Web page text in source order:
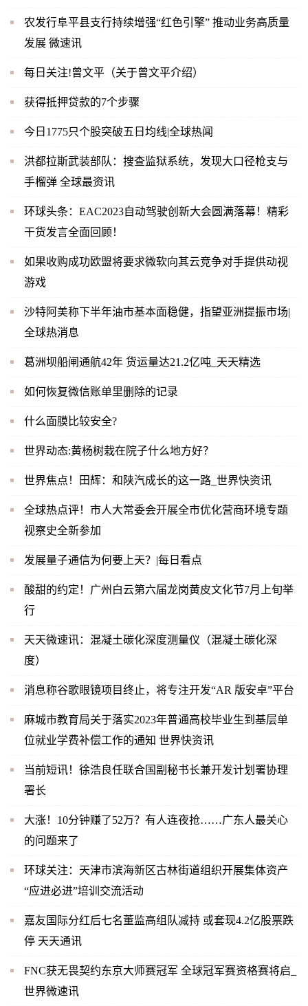
农发行阜平县支行持续增强“红色引擎” 推动业务高质量
发展 微速讯
每日关注!曾文平（关于曾文平介绍）
获得抵押贷款的7个步骤
今日1775只个股突破五日均线|全球热闻
洪都拉斯武装部队：搜查监狱系统，发现大口径枪支与
手榴弹 全球最资讯
环球头条：EAC2023自动驾驶创新大会圆满落幕！精彩
干货发言全面回顾！
如果收购成功欧盟将要求微软向其云竞争对手提供动视
游戏
沙特阿美称下半年油市基本面稳健，指望亚洲提振市场|
全球热消息
葛洲坝船闸通航42年 货运量达21.2亿吨_天天精选
如何恢复微信账单里删除的记录
什么面膜比较安全?
世界动态:黄杨树栽在院子什么地方好？
世界焦点！田辉：和陕汽成长的这一路_世界快资讯
全球热点评！市人大常委会开展全市优化营商环境专题
视察史全新参加
发展量子通信为何要上天？|每日看点
酸甜的约定！广州白云第六届龙岗黄皮文化节7月上旬举
行
天天微速讯：混凝土碳化深度测量仪（混凝土碳化深
度）
消息称谷歌眼镜项目终止，将专注开发“AR 版安卓”平台
麻城市教育局关于落实2023年普通高校毕业生到基层单
位就业学费补偿工作的通知 世界快资讯
当前短讯！徐浩良任联合国副秘书长兼开发计划署协理
署长
大涨！10分钟赚了52万？有人连夜抢……广东人最关心
的问题来了
环球关注：天津市滨海新区古林街道组织开展集体资产
“应进必进”培训交流活动
嘉友国际分红后七名董监高组队减持 或套现4.2亿股票跌
停 天天通讯
FNC获无畏契约东京大师赛冠军 全球冠军赛资格赛将启_
世界微速讯